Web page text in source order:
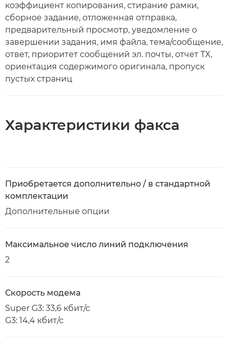
коэффициент копирования, стирание рамки,
сборное задание, отложенная отправка,
предварительный просмотр, уведомление о
завершении задания, имя файла, тема/сообщение,
ответ, приоритет сообщений эл. почты, отчет TX,
ориентация содержимого оригинала, пропуск
пустых страниц
Характеристики факса
Приобретается дополнительно / в стандартной
комплектации
Дополнительные опции
Максимальное число линий подключения
2
Скорость модема
Super G3: 33,6 кбит/с
G3: 14,4 кбит/с